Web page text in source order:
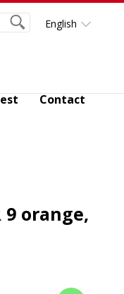
English
Contact
9 orange,